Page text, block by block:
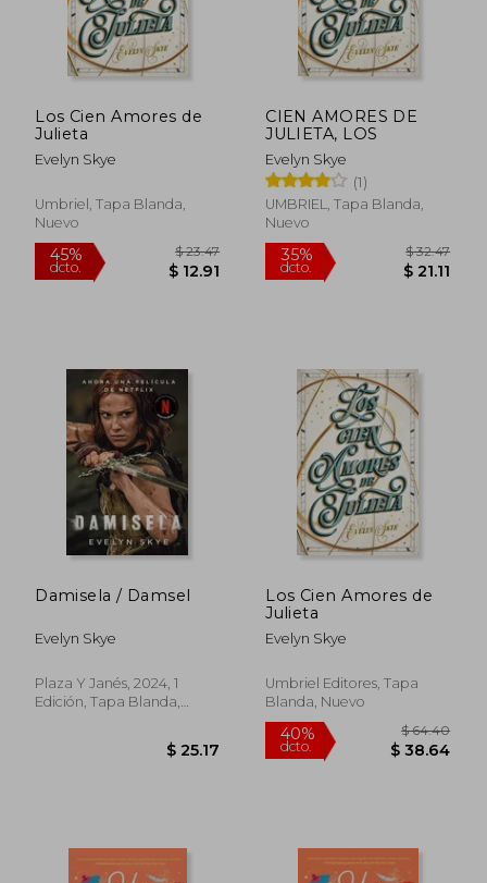
Los Cien Amores de
Julieta
Evelyn Skye
Umbriel, Tapa Blanda,
Nuevo
45%
dcto.
CIEN AMORES DE
JULIETA, LOS
Evelyn Skye
(1)
UMBRIEL, Tapa Blanda,
Nuevo
35%
dcto.
Damisela / Damsel
Evelyn Skye
Plaza Y Janés, 2024, 1
Edición, Tapa Blanda,
Los Cien Amores de
Julieta
Evelyn Skye
Umbriel Editores, Tapa
Blanda, Nuevo